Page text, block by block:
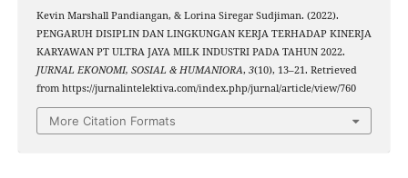
Kevin Marshall Pandiangan, & Lorina Siregar Sudjiman. (2022).
PENGARUH DISIPLIN DAN LINGKUNGAN KERJA TERHADAP KINERJA
KARYAWAN PT ULTRA JAYA MILK INDUSTRI PADA TAHUN 2022.
JURNAL EKONOMI, SOSIAL & HUMANIORA, 3(10), 13–21. Retrieved
from https://jurnalintelektiva.com/index.php/jurnal/article/view/760
More Citation Formats